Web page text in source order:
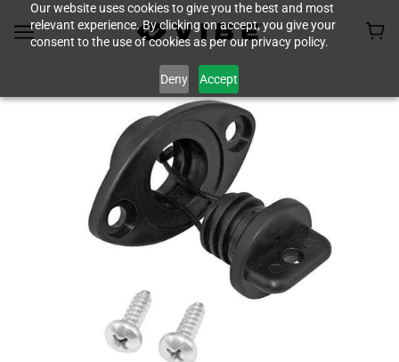
Our website uses cookies to give you the best and most
relevant experience. By clicking on accept, you give your
consent to the use of cookies as per our privacy policy.
Deny Accept